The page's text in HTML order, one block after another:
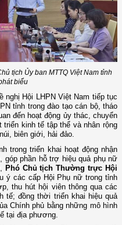
tịch Ủy ban MTTQ Việt Nam tỉnh
biểu
nghị Hội LHPN Việt Nam tiếp tục
tỉnh trong đào tạo cán bộ, tháo
đến hoạt động ủy thác, chuyển
kinh tế tập thể và nhân rộng
biên giới, hải đảo.
trong triển khai hoạt động nhận
phần hỗ trợ hiệu quả phụ nữ
Phó Chủ tịch Thường trực Hội
ý các cấp Hội Phụ nữ trong tỉnh
thu hút hội viên thông qua các
tế; đồng thời triển khai hiệu quả
Chính phủ bằng những mô hình
tại địa phương.